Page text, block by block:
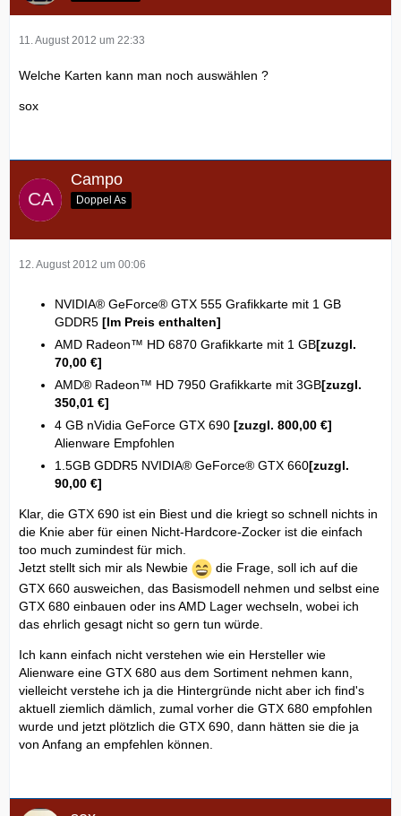
11. August 2012 um 22:33
Welche Karten kann man noch auswählen ?
sox
Campo
Doppel As
12. August 2012 um 00:06
NVIDIA® GeForce® GTX 555 Grafikkarte mit 1 GB
GDDR5 [Im Preis enthalten]
AMD Radeon™ HD 6870 Grafikkarte mit 1 GB[zuzgl.
70,00 €]
AMD® Radeon™ HD 7950 Grafikkarte mit 3GB[zuzgl.
350,01 €]
4 GB nVidia GeForce GTX 690 [zuzgl. 800,00 €]
Alienware Empfohlen
1.5GB GDDR5 NVIDIA® GeForce® GTX 660[zuzgl.
90,00 €]
Klar, die GTX 690 ist ein Biest und die kriegt so schnell nichts in
die Knie aber für einen Nicht-Hardcore-Zocker ist die einfach
too much zumindest für mich.
Jetzt stellt sich mir als Newbie
die Frage, soll ich auf die
GTX 660 ausweichen, das Basismodell nehmen und selbst eine
GTX 680 einbauen oder ins AMD Lager wechseln, wobei ich
das ehrlich gesagt nicht so gern tun würde.
Ich kann einfach nicht verstehen wie ein Hersteller wie
Alienware eine GTX 680 aus dem Sortiment nehmen kann,
vielleicht verstehe ich ja die Hintergründe nicht aber ich find's
aktuell ziemlich dämlich, zumal vorher die GTX 680 empfohlen
wurde und jetzt plötzlich die GTX 690, dann hätten sie die ja
von Anfang an empfehlen können.